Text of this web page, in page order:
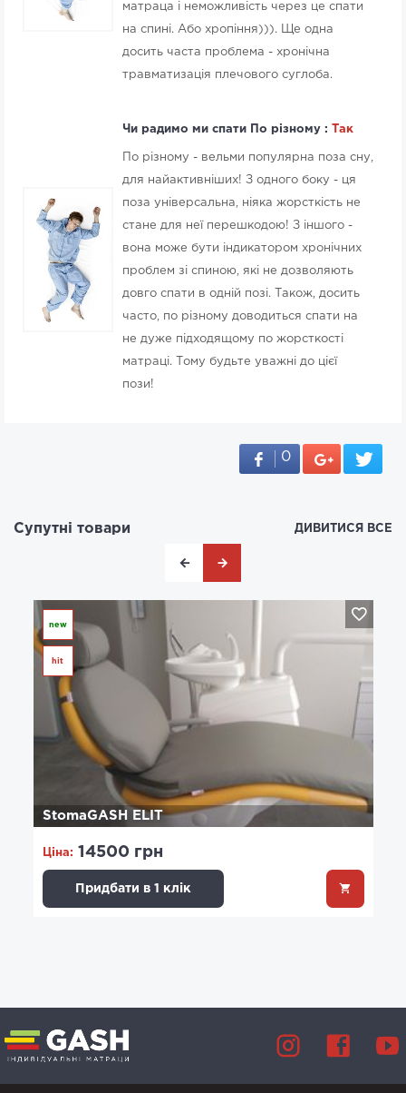
матраца і неможливість через це спати
на спині. Або хропіння))). Ще одна
досить часта проблема - хронічна
травматизація плечового суглоба.
Чи радимо ми спати По різному : Так
По різному - вельми популярна поза сну,
для найактивніших! З одного боку - ця
поза універсальна, ніяка жорсткість не
стане для неї перешкодою! З іншого -
вона може бути індикатором хронічних
проблем зі спиною, які не дозволяють
довго спати в одній позі. Також, досить
часто, по різному доводиться спати на
не дуже підходящому по жорсткості
матраці. Тому будьте уважні до цієї
пози!
0
Супутні товари ДИВИТИСЯ ВСЕ
new
hit
StomaGASH ELIT
Ціна: 14500 грн
Придбати в 1 клік